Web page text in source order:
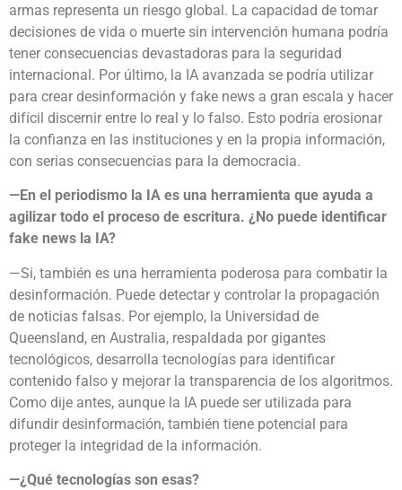
armas representa un riesgo global. La capacidad de tomar
decisiones de vida o muerte sin intervención humana podría
tener consecuencias devastadoras para la seguridad
internacional. Por último, la IA avanzada se podría utilizar
para crear desinformación y fake news a gran escala y hacer
difícil discernir entre lo real y lo falso. Esto podría erosionar
la confianza en las instituciones y en la propia información,
con serias consecuencias para la democracia.
—En el periodismo la IA es una herramienta que ayuda a
agilizar todo el proceso de escritura. ¿No puede identificar
fake news la IA?
—Si, también es una herramienta poderosa para combatir la
desinformación. Puede detectar y controlar la propagación
de noticias falsas. Por ejemplo, la Universidad de
Queensland, en Australia, respaldada por gigantes
tecnológicos, desarrolla tecnologías para identificar
contenido falso y mejorar la transparencia de los algoritmos.
Como dije antes, aunque la IA puede ser utilizada para
difundir desinformación, también tiene potencial para
proteger la integridad de la información.
—¿Qué tecnologías son esas?